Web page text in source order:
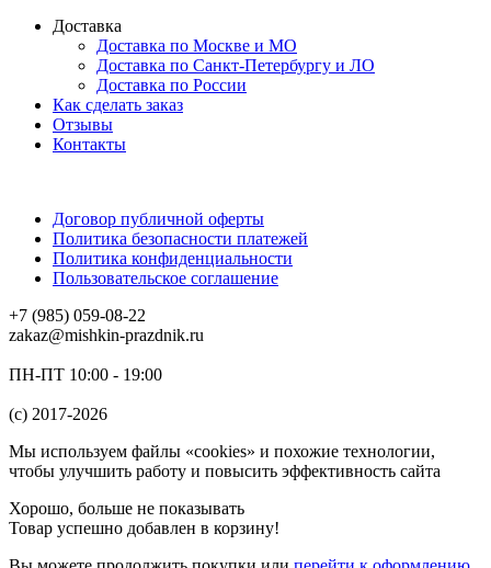
Доставка
Доставка по Москве и МО
Доставка по Санкт-Петербургу и ЛО
Доставка по России
Как сделать заказ
Отзывы
Контакты
Договор публичной оферты
Политика безопасности платежей
Политика конфиденциальности
Пользовательское соглашение
+7 (985) 059-08-22
zakaz@mishkin-prazdnik.ru
ПН-ПТ 10:00 - 19:00
(c) 2017-2026
Мы используем файлы «cookies» и похожие технологии,
чтобы улучшить работу и повысить эффективность сайта
Хорошо, больше не показывать
Товар успешно добавлен в корзину!